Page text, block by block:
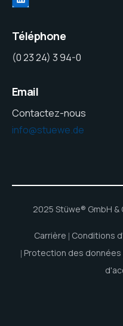
Téléphone
(0 23 24) 3 94-0
Email
Contactez-nous
info@stuewe.de
2025 Stüwe® GmbH &
Carrière Conditions
Protection des données